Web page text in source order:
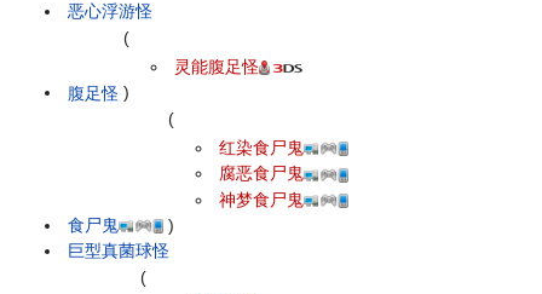
恶心浮游怪
腹足怪
(
灵能腹足怪
)
食尸鬼
(
红染食尸鬼
腐恶食尸鬼
神梦食尸鬼
)
巨型真菌球怪
(